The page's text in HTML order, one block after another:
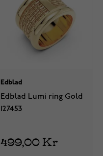
Edblad
Edblad Lumi ring Gold
127453
499,00 Kr